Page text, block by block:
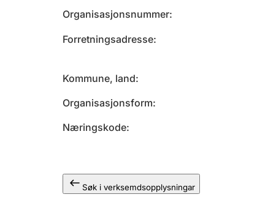
Organisasjonsnummer
Forretningsadresse
Kommune, land
Organisasjonsform
Næringskode
Søk i verksemdsopplysningar